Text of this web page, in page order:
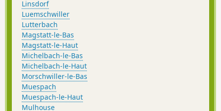
Linsdorf
Luemschwiller
Lutterbach
Magstatt-le-Bas
Magstatt-le-Haut
Michelbach-le-Bas
Michelbach-le-Haut
Morschwiller-le-Bas
Muespach
Muespach-le-Haut
Mulhouse